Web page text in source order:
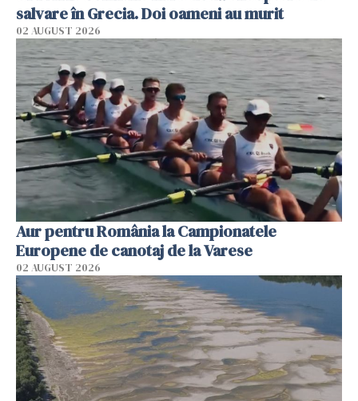
salvare în Grecia. Doi oameni au murit
02 AUGUST 2026
Aur pentru România la Campionatele
Europene de canotaj de la Varese
02 AUGUST 2026